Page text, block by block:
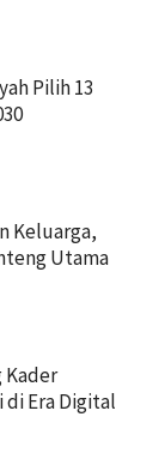
Pilih 13
Keluarga,
Utama
Kader
di Era Digital